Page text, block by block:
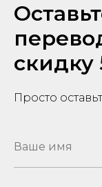
скидку
Просто